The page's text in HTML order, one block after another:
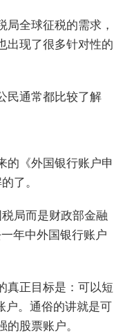
全球征税的需求，
出现了很多针对性的
民通常都比较了解
的《外国银行账户申
了。
局而是财政部金融
年中外国银行账户
真正目标是：可以短
户。通俗的讲就是可
股票账户。